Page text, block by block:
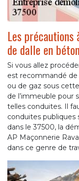
Les
de dalle en
Si vous allez
est recommandé de
ou de gaz sous
de l’immeuble pour
telles conduites. Il
conduites publiques
dans le 37500, la
AP Maçonnerie
dans ce genre de